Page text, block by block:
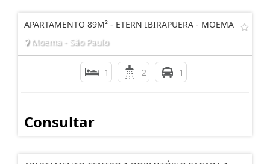
APARTAMENTO 89M² - ETERN IBIRAPUERA - MOEMA
Moema - São Paulo
1 2 1
Consultar